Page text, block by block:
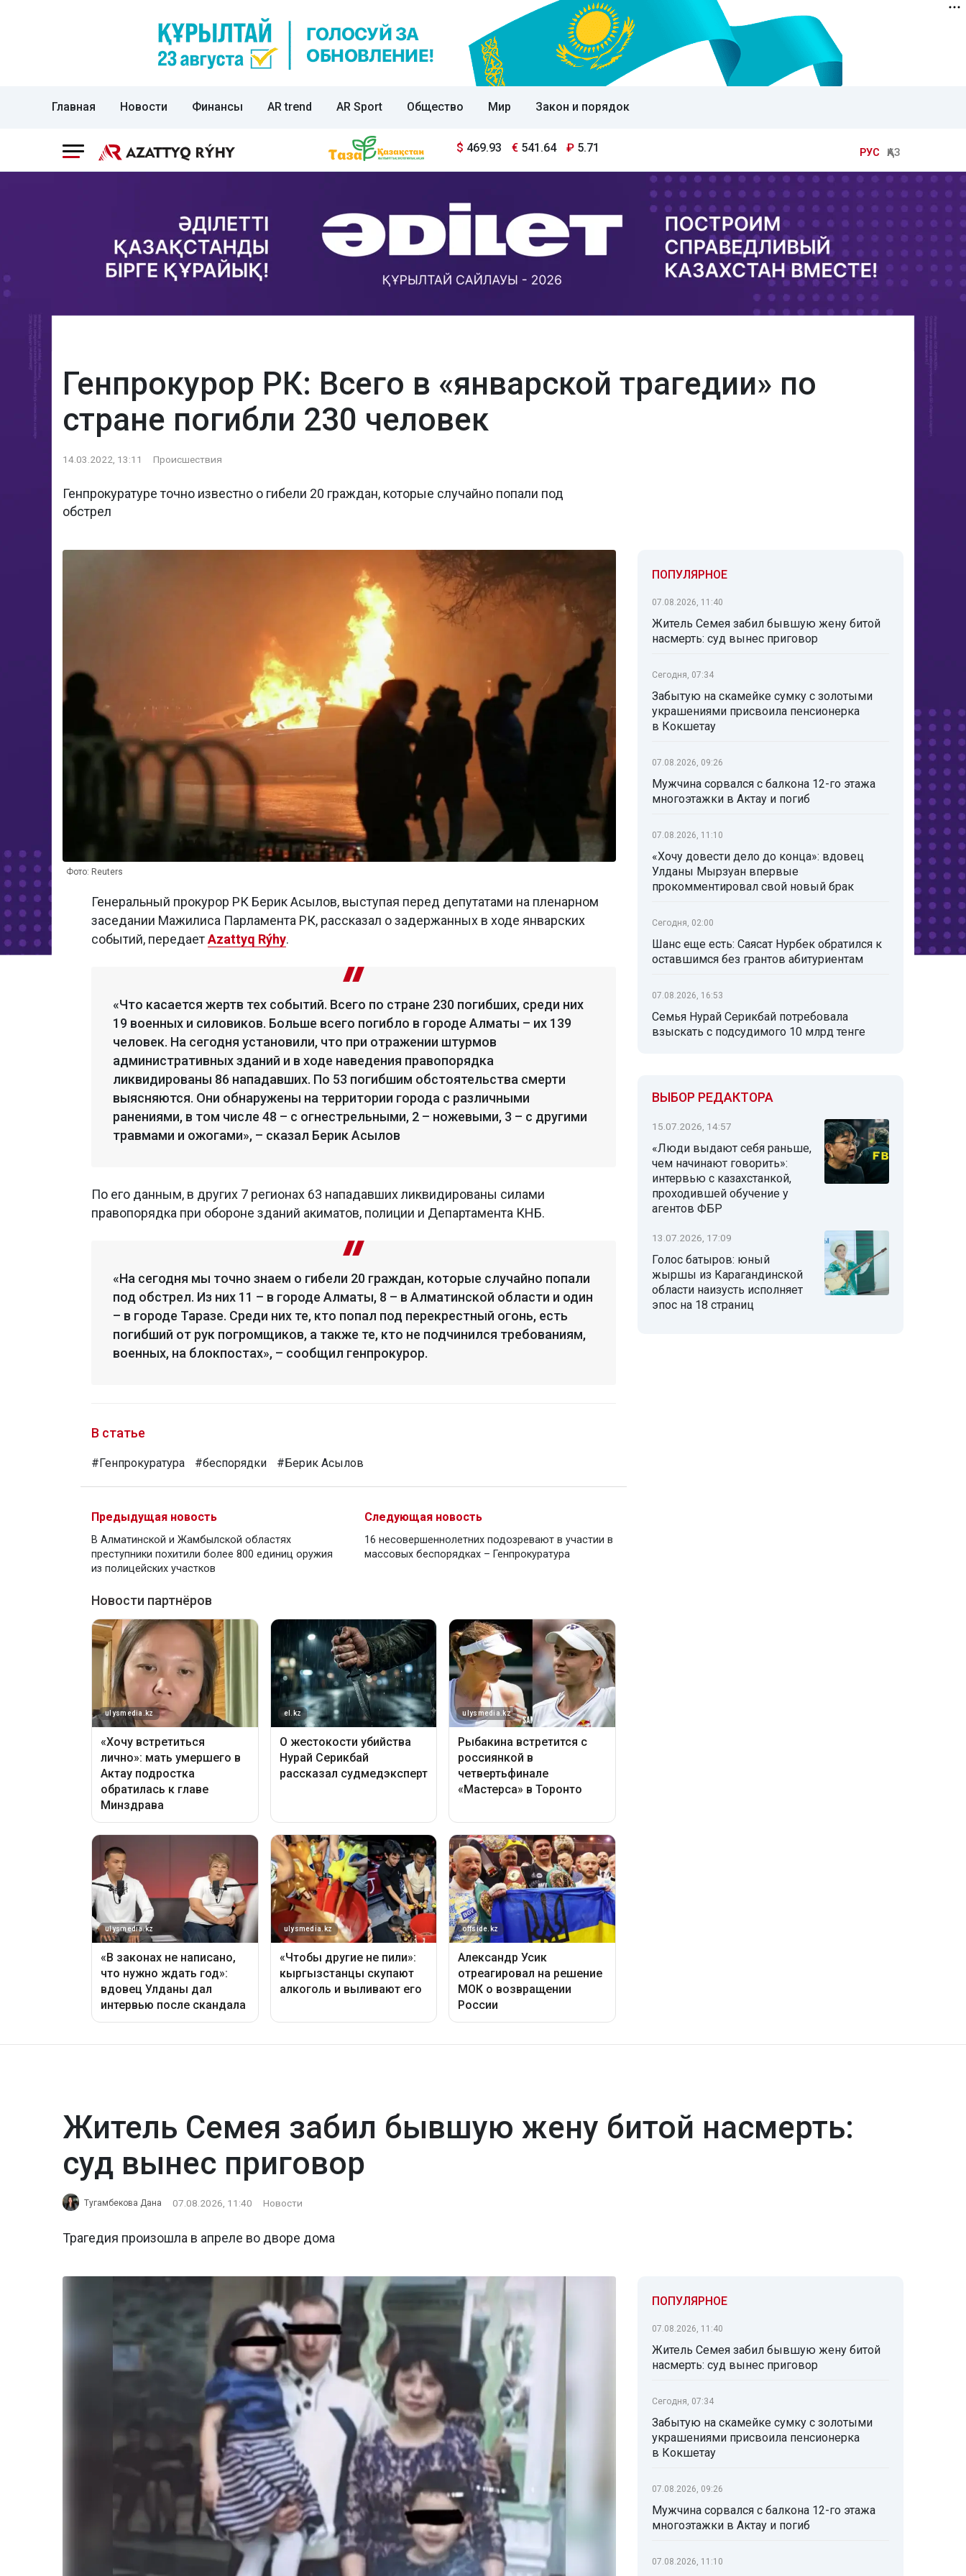
Главная Новости Финансы AR trend AR Sport Общество Мир Закон и порядок
$ 469.93 € 541.64 ₽ 5.71 РУС ҚАЗ
Генпрокурор РК: Всего в «январской трагедии» по
стране погибли 230 человек
14.03.2022, 13:11 Происшествия
Генпрокуратуре точно известно о гибели 20 граждан, которые случайно попали под
обстрел
Фото: Reuters
Генеральный прокурор РК Берик Асылов, выступая перед депутатами на пленарном
заседании Мажилиса Парламента РК, рассказал о задержанных в ходе январских
событий, передаетAzattyq Rýhy.
«Что касается жертв тех событий. Всего по стране 230 погибших, среди них
19 военных и силовиков. Больше всего погибло в городе Алматы – их 139
человек. На сегодня установили, что при отражении штурмов
административных зданий и в ходе наведения правопорядка
ликвидированы 86 нападавших. По 53 погибшим обстоятельства смерти
выясняются. Они обнаружены на территории города с различными
ранениями, в том числе 48 – с огнестрельными, 2 – ножевыми, 3 – с другими
травмами и ожогами», – сказал Берик Асылов
По его данным, в других 7 регионах 63 нападавших ликвидированы силами
правопорядка при обороне зданий акиматов, полиции и Департамента КНБ.
«На сегодня мы точно знаем о гибели 20 граждан, которые случайно попали
под обстрел. Из них 11 – в городе Алматы, 8 – в Алматинской области и один
– в городе Таразе. Среди них те, кто попал под перекрестный огонь, есть
погибший от рук погромщиков, а также те, кто не подчинился требованиям,
военных, на блокпостах», – сообщил генпрокурор.
В статье
#Генпрокуратура #беспорядки #Берик Асылов
Предыдущая новость
В Алматинской и Жамбылской областях
преступники похитили более 800 единиц оружия
из полицейских участков
Следующая новость
16 несовершеннолетних подозревают в участии в
массовых беспорядках – Генпрокуратура
ПОПУЛЯРНОЕ
07.08.2026, 11:40
Житель Семея забил бывшую жену битой
насмерть: суд вынес приговор
Сегодня, 07:34
Забытую на скамейке сумку с золотыми
украшениями присвоила пенсионерка
в Кокшетау
07.08.2026, 09:26
Мужчина сорвался с балкона 12-го этажа
многоэтажки в Актау и погиб
07.08.2026, 11:10
«Хочу довести дело до конца»: вдовец
Улданы Мырзуан впервые
прокомментировал свой новый брак
Сегодня, 02:00
Шанс еще есть: Саясат Нурбек обратился к
оставшимся без грантов абитуриентам
07.08.2026, 16:53
Семья Нурай Серикбай потребовала
взыскать с подсудимого 10 млрд тенге
ВЫБОР РЕДАКТОРА
15.07.2026, 14:57
«Люди выдают себя раньше,
чем начинают говорить»:
интервью с казахстанкой,
проходившей обучение у
агентов ФБР
13.07.2026, 17:09
Голос батыров: юный
жыршы из Карагандинской
области наизусть исполняет
эпос на 18 страниц
Житель Семея забил бывшую жену битой насмерть:
суд вынес приговор
Тугамбекова Дана 07.08.2026, 11:40 Новости
Трагедия произошла в апреле во дворе дома
ПОПУЛЯРНОЕ
07.08.2026, 11:40
Житель Семея забил бывшую жену битой
насмерть: суд вынес приговор
Сегодня, 07:34
Забытую на скамейке сумку с золотыми
украшениями присвоила пенсионерка
в Кокшетау
07.08.2026, 09:26
Мужчина сорвался с балкона 12-го этажа
многоэтажки в Актау и погиб
07.08.2026, 11:10